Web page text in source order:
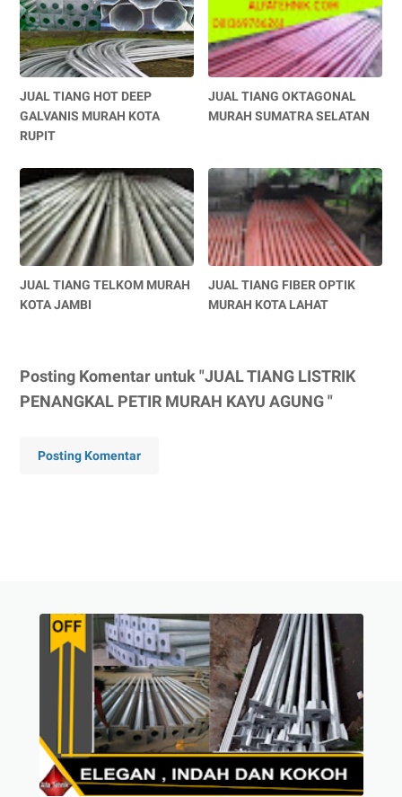
JUAL TIANG HOT DEEP
GALVANIS MURAH KOTA
RUPIT
JUAL TIANG OKTAGONAL
MURAH SUMATRA SELATAN
JUAL TIANG TELKOM MURAH
KOTA JAMBI
JUAL TIANG FIBER OPTIK
MURAH KOTA LAHAT
Posting Komentar untuk "JUAL TIANG LISTRIK
PENANGKAL PETIR MURAH KAYU AGUNG "
Posting Komentar